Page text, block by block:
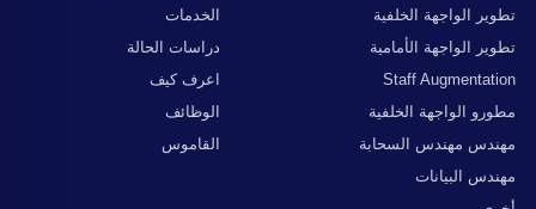
الخدمات
دراسات الحالة
اعرف كيف
الوظائف
القاموس
تطوير الواجهة الخلفية
تطوير الواجهة الأمامية
Staff Augmentation
مطورو الواجهة الخلفية
مهندس مهندس السحابة
مهندس البيانات